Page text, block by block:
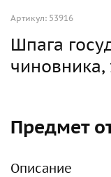
Артикул: 53916
Шпага
чиновника,
Предмет
Описание